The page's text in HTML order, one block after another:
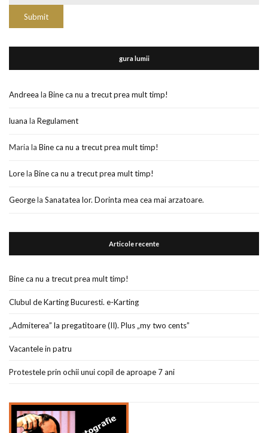
gura lumii
Andreea la Bine ca nu a trecut prea mult timp!
luana la Regulament
Maria la Bine ca nu a trecut prea mult timp!
Lorela Bine ca nu a trecut prea mult timp!
Georgela Sanatatea lor. Dorinta mea cea mai arzatoare.
Articole recente
Bine ca nu a trecut prea mult timp!
Clubul de Karting Bucuresti. e-Karting
„Admiterea” la pregatitoare (II). Plus „my two cents”
Vacantele in patru
Protestele prin ochii unui copil de aproape 7 ani